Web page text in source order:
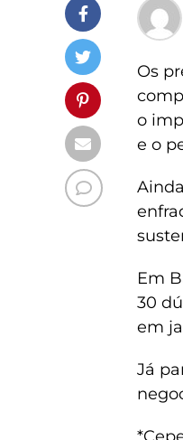
Os
o
e o
Em
30
em
Já